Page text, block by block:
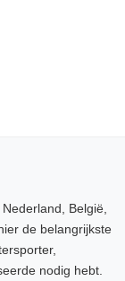
België,
de belangrijkste
nodig hebt.